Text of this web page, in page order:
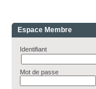
Espace Membre
Identifiant
Mot de passe